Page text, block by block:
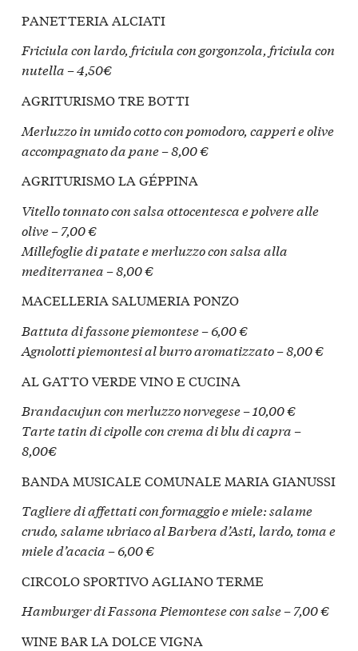
PANETTERIA ALCIATI
Friciula con lardo, friciula con gorgonzola, friciula con
nutella – 4,50€
AGRITURISMO TRE BOTTI
Merluzzo in umido cotto con pomodoro, capperi e olive
accompagnato da pane – 8,00 €
AGRITURISMO LA GÉPPINA
Vitello tonnato con salsa ottocentesca e polvere alle
olive – 7,00 €
Millefoglie di patate e merluzzo con salsa alla
mediterranea – 8,00 €
MACELLERIA SALUMERIA PONZO
Battuta di fassone piemontese – 6,00 €
Agnolotti piemontesi al burro aromatizzato – 8,00 €
AL GATTO VERDE VINO E CUCINA
Brandacujun con merluzzo norvegese – 10,00 €
Tarte tatin di cipolle con crema di blu di capra –
8,00€
BANDA MUSICALE COMUNALE MARIA GIANUSSI
Tagliere di affettati con formaggio e miele: salame
crudo, salame ubriaco al Barbera d’Asti, lardo, toma e
miele d’acacia – 6,00 €
CIRCOLO SPORTIVO AGLIANO TERME
Hamburger di Fassona Piemontese con salse – 7,00 €
WINE BAR LA DOLCE VIGNA